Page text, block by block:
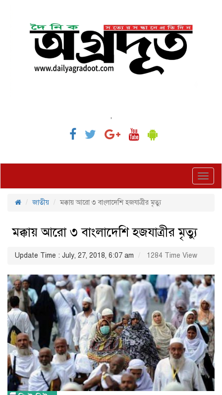
,
জাতীয়
মক্কায় আরো ৩ বাংলাদেশি হজযাত্রীর মৃত্যু
মক্কায় আরো ৩ বাংলাদেশি হজযাত্রীর মৃত্যু
Update Time : July, 27, 2018, 6:07 am 1284 Time View